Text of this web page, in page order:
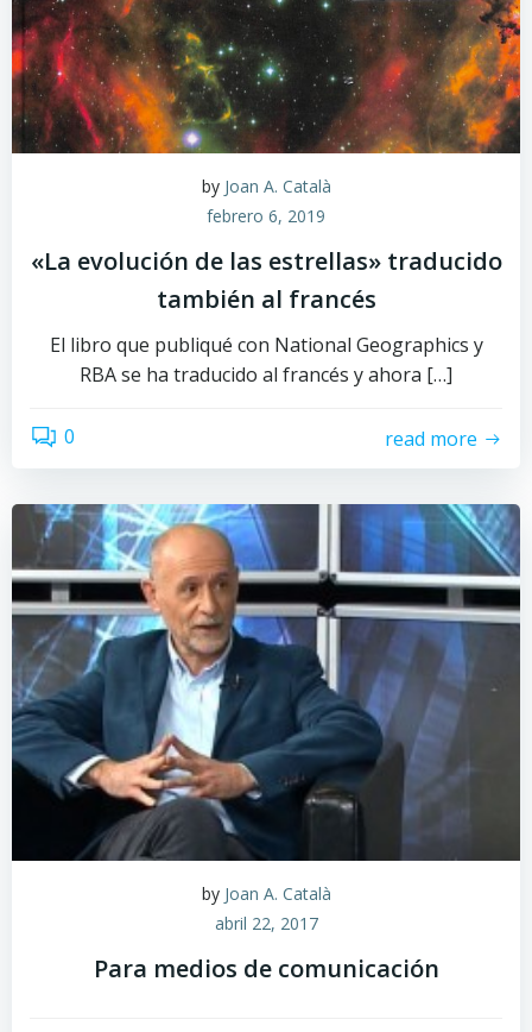
by Joan A. Català
febrero 6, 2019
«La evolución de las estrellas» traducido
también al francés
El libro que publiqué con National Geographics y
RBA se ha traducido al francés y ahora […]
0 read more
by Joan A. Català
abril 22, 2017
Para medios de comunicación